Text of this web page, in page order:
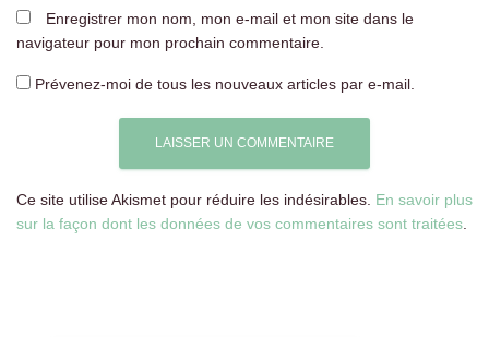
Enregistrer mon nom, mon e-mail et mon site dans le
navigateur pour mon prochain commentaire.
Prévenez-moi de tous les nouveaux articles par e-mail.
Ce site utilise Akismet pour réduire les indésirables. En savoir plus
sur la façon dont les données de vos commentaires sont traitées